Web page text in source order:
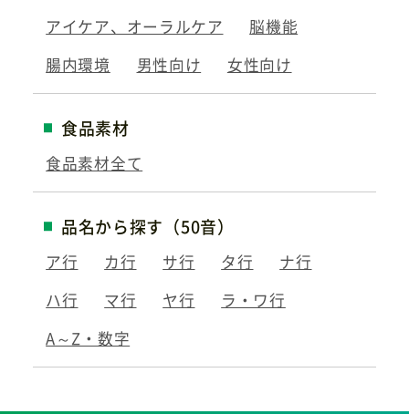
アイケア、オーラルケア
脳機能
腸内環境
男性向け 女性向け
食品素材
食品素材全て
品名から探す（50音）
ア行 カ行 サ行 タ行
ナ行
ハ行
マ行 ヤ行
ラ・ワ行
A～Z・数字